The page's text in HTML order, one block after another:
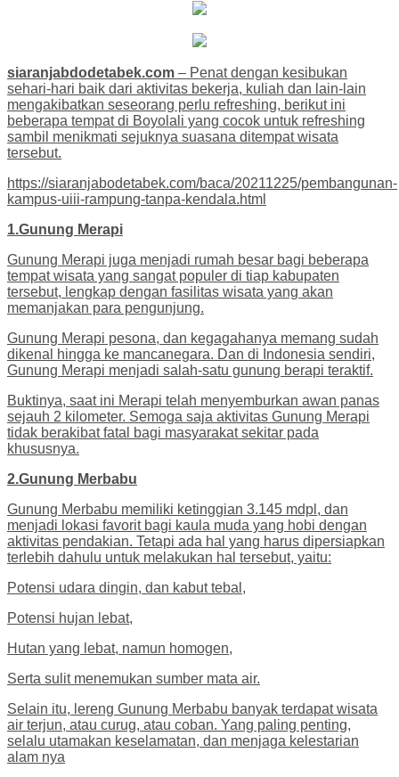
siaranjabdodetabek.com – Penat dengan kesibukan
sehari-hari baik dari aktivitas bekerja, kuliah dan lain-lain
mengakibatkan seseorang perlu refreshing, berikut ini
beberapa tempat di Boyolali yang cocok untuk refreshing
sambil menikmati sejuknya suasana ditempat wisata
tersebut.
https://siaranjabodetabek.com/baca/20211225/pembangunan-
kampus-uiii-rampung-tanpa-kendala.html
1.Gunung Merapi
Gunung Merapi juga menjadi rumah besar bagi beberapa
tempat wisata yang sangat populer di tiap kabupaten
tersebut, lengkap dengan fasilitas wisata yang akan
memanjakan para pengunjung.
Gunung Merapi pesona, dan kegagahanya memang sudah
dikenal hingga ke mancanegara. Dan di Indonesia sendiri,
Gunung Merapi menjadi salah-satu gunung berapi teraktif.
Buktinya, saat ini Merapi telah menyemburkan awan panas
sejauh 2 kilometer. Semoga saja aktivitas Gunung Merapi
tidak berakibat fatal bagi masyarakat sekitar pada
khususnya.
2.Gunung Merbabu
Gunung Merbabu memiliki ketinggian 3.145 mdpl, dan
menjadi lokasi favorit bagi kaula muda yang hobi dengan
aktivitas pendakian. Tetapi ada hal yang harus dipersiapkan
terlebih dahulu untuk melakukan hal tersebut, yaitu:
Potensi udara dingin, dan kabut tebal,
Potensi hujan lebat,
Hutan yang lebat, namun homogen,
Serta sulit menemukan sumber mata air.
Selain itu, lereng Gunung Merbabu banyak terdapat wisata
air terjun, atau curug, atau coban. Yang paling penting,
selalu utamakan keselamatan, dan menjaga kelestarian
alam nya